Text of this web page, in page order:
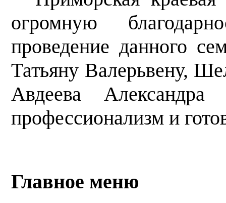
огромную
проведение данного
Татьяну Валерьвену,
Авдеева
профессионализм и
Главное меню